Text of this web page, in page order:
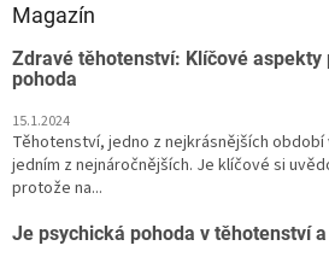
Magazín
Zdravé těhotenství: Klíčové aspekty
pohoda
15.1.2024
Těhotenství, jedno z nejkrásnějších
jedním z nejnáročnějších. Je klíčové si
protože na...
Je psychická pohoda v těhotenství